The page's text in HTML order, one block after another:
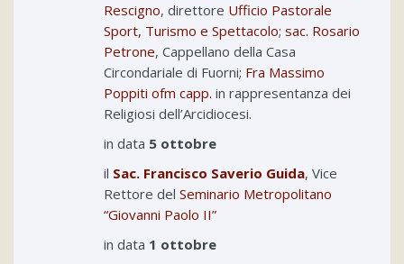
Rescigno, direttore Ufficio Pastorale
Sport, Turismo e Spettacolo; sac. Rosario
Petrone, Cappellano della Casa
Circondariale di Fuorni; Fra Massimo
Poppiti ofm capp. in rappresentanza dei
Religiosi dell’Arcidiocesi.
in data 5 ottobre
il Sac. Francisco Saverio Guida, Vice
Rettore del Seminario Metropolitano
“Giovanni Paolo II”
in data 1 ottobre